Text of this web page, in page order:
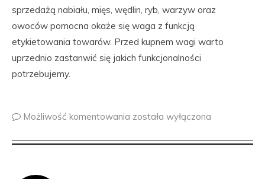
sprzedażą nabiału, mięs, wędlin, ryb, warzyw oraz
owoców pomocna okaże się waga z funkcją
etykietowania towarów. Przed kupnem wagi warto
uprzednio zastanwić się jakich funkcjonalności
potrzebujemy.
Możliwość komentowania została wyłączona